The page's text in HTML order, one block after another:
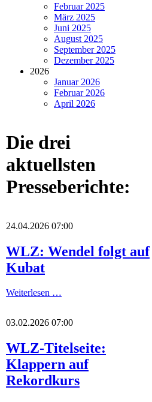
Februar 2025
März 2025
Juni 2025
August 2025
September 2025
Dezember 2025
2026
Januar 2026
Februar 2026
April 2026
Die drei
aktuellsten
Presseberichte:
24.04.2026 07:00
WLZ: Wendel folgt auf
Kubat
Weiterlesen …
03.02.2026 07:00
WLZ-Titelseite:
Klappern auf
Rekordkurs